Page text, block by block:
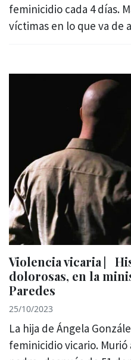
feminicidio cada 4 días.
víctimas en lo que va de
Violencia vicaria
dolorosas, en la
Paredes
25/10/2023
La hija de Ángela
feminicidio vicario. Murió